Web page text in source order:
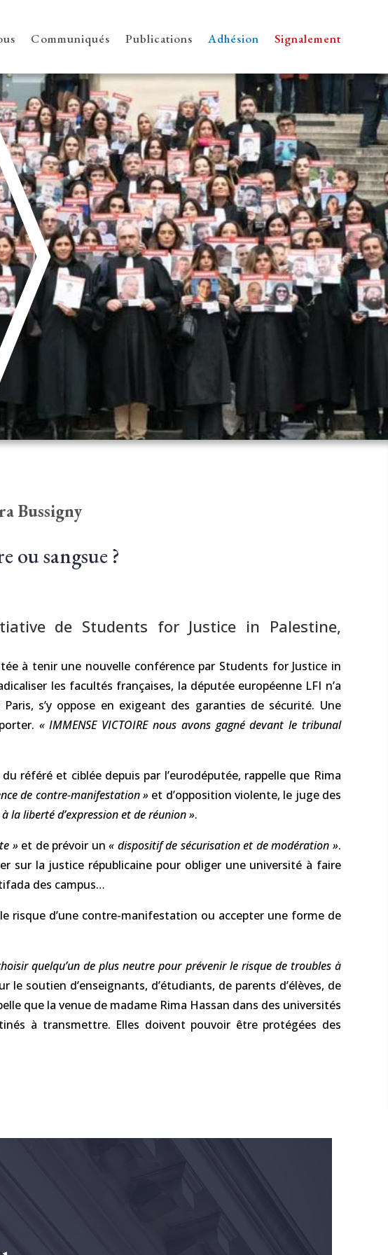
Communiqués Publications Adhésion Signalement
Bussigny
ou sangsue ?
de Students for Justice in Palestine,
à tenir une nouvelle conférence par Students for Justice in
les facultés françaises, la députée européenne LFI n’a
s’y oppose en exigeant des garanties de sécurité. Une
« IMMENSE VICTOIRE nous avons gagné devant le tribunal
référé et ciblée depuis par l’eurodéputée, rappelle que Rima
de contre-manifestation » et d’opposition violente, le juge des
la liberté d’expression et de réunion ».
»et de prévoir un« dispositif de sécurisation et de modération ».
sur la justice républicaine pour obliger une université à faire
des campus…
risque d’une contre-manifestation ou accepter une forme de
quelqu’un de plus neutre pour prévenir le risque de troubles à
soutien d’enseignants, d’étudiants, de parents d’élèves, de
que la venue de madame Rima Hassan dans des universités
à transmettre. Elles doivent pouvoir être protégées des